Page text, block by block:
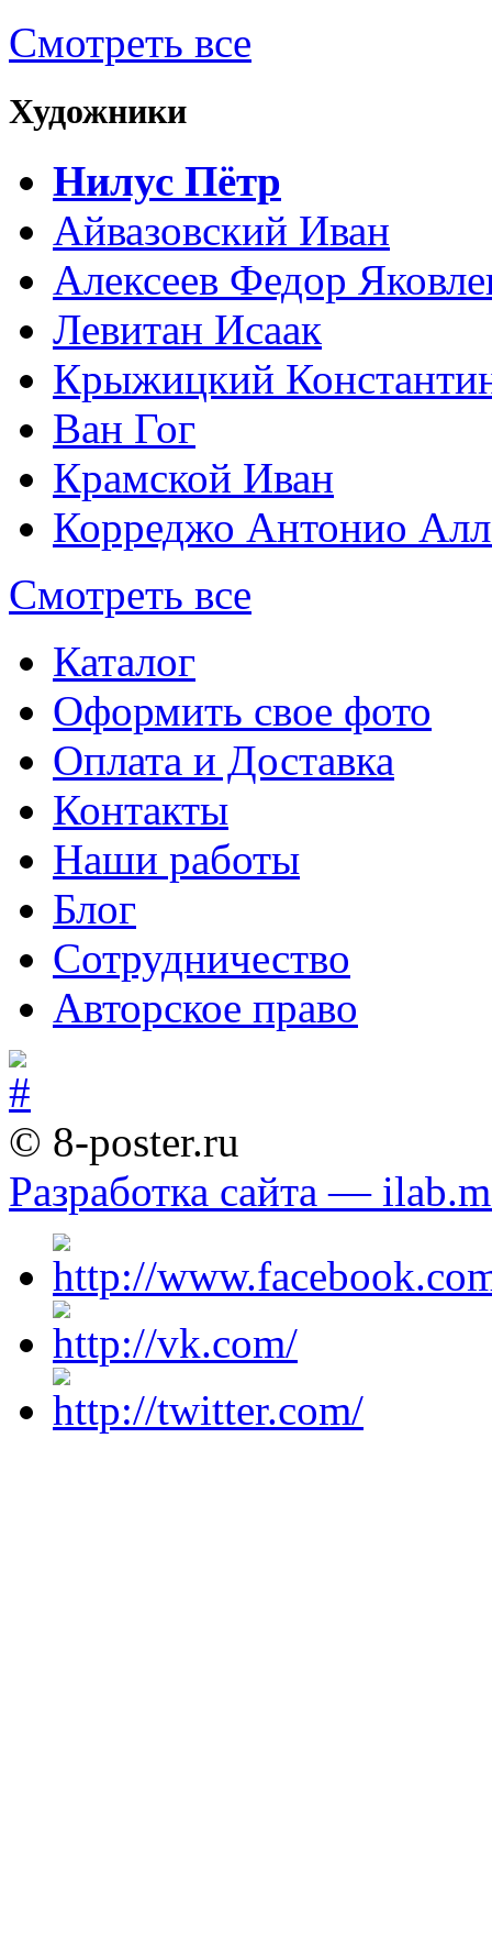
Смотреть все
Художники
Нилус Пётр
Айвазовский Иван
Алексеев Федор
Левитан Исаак
Крыжицкий
Ван Гог
Крамской Иван
Корреджо Антонио
Смотреть все
Каталог
Оформить свое фото
Оплата и Доставка
Контакты
Наши работы
Блог
Сотрудничество
Авторское право
© 8-poster.ru
Разработка сайта —